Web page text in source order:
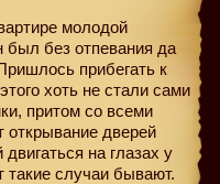
молодой
был без отпевания да
прибегать к
хоть не стали сами
притом со всеми
открывание дверей
на глазах у
случаи бывают.